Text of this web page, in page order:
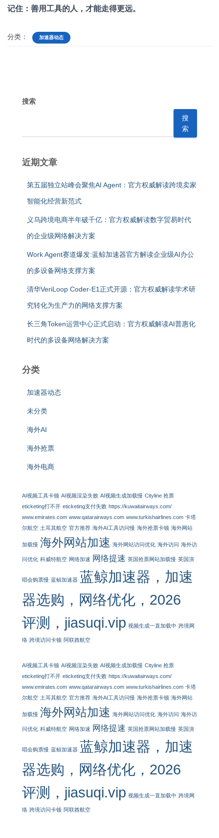
记住：善用工具的人，才能走得更远。
分类： 加速器动态
搜索
搜
索
近期文章
第五届独立站峰会聚焦AI Agent：官方权威解读跨境卖家
智能化经营新范式
义乌跨境电商半年破千亿：官方权威解读数字贸易时代
的企业级网络解决方案
Work Agent赛道爆发:蓝鲸加速器官方解读企业级AI办公
的多设备网络支撑方案
清华VeriLoop Coder-E1正式开源：官方权威解读学术研
究转化为生产力的网络支撑方案
长三角Token运营中心正式启动：官方权威解读AI普惠化
时代的多设备网络解决方案
分类
加速器动态
未分类
海外AI
海外抢票
海外电商
AI视频工具卡顿 AI视频渲染失败 AI视频生成加载慢 Cityline 抢票
eticketing打不开 eticketing支付失败 https://kuwaitairways.com/
www.emirates.com www.qatarairways.com www.turkishairlines.com 卡塔
尔航空 土耳其航空 官方推荐 海外AI工具访问慢 海外抢票卡顿 海外网站
加载慢 海外网站加速 海外网站访问优化 海外访问 海外访
问优化 科威特航空 网络加速 网络提速 英国抢票网站加载慢 英国演
唱会购票慢 蓝鲸加速器 蓝鲸加速器，加速
器选购，网络优化，2026
评测，jiasuqi.vip 视频生成一直加载中 跨境网
络 跨境访问卡顿 阿联酋航空
AI视频工具卡顿 AI视频渲染失败 AI视频生成加载慢 Cityline 抢票
eticketing打不开 eticketing支付失败 https://kuwaitairways.com/
www.emirates.com www.qatarairways.com www.turkishairlines.com 卡塔
尔航空 土耳其航空 官方推荐 海外AI工具访问慢 海外抢票卡顿 海外网站
加载慢 海外网站加速 海外网站访问优化 海外访问 海外访
问优化 科威特航空 网络加速 网络提速 英国抢票网站加载慢 英国演
唱会购票慢 蓝鲸加速器 蓝鲸加速器，加速
器选购，网络优化，2026
评测，jiasuqi.vip 视频生成一直加载中 跨境网
络 跨境访问卡顿 阿联酋航空